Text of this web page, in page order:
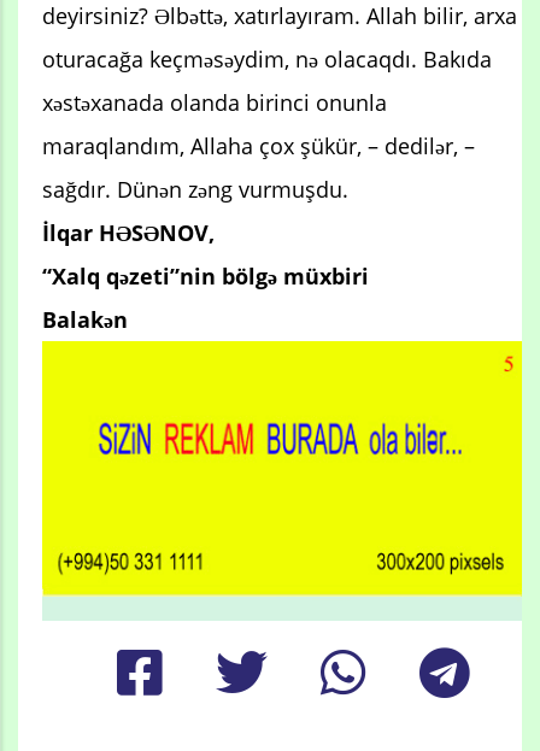
deyirsiniz? Əlbəttə, xatırlayıram. Allah bilir, arxa
oturacağa keçməsəydim, nə olacaqdı. Bakıda
xəstəxanada olanda birinci onunla
maraqlandım, Allaha çox şükür, – dedilər, –
sağdır. Dünən zəng vurmuşdu.
İlqar HƏSƏNOV,
“Xalq qəzeti”nin bölgə müxbiri
Balakən